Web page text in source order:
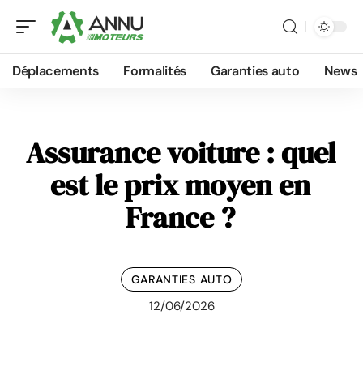
Déplacements Formalités Garanties auto News
Assurance voiture : quel
est le prix moyen en
France ?
GARANTIES AUTO
12/06/2026